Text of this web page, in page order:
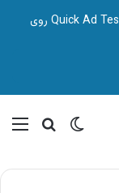
🎯 قبل از شروع کمپین، تصمیم درست بگیر! با Quick Ad Test روی
تغییر پوسته